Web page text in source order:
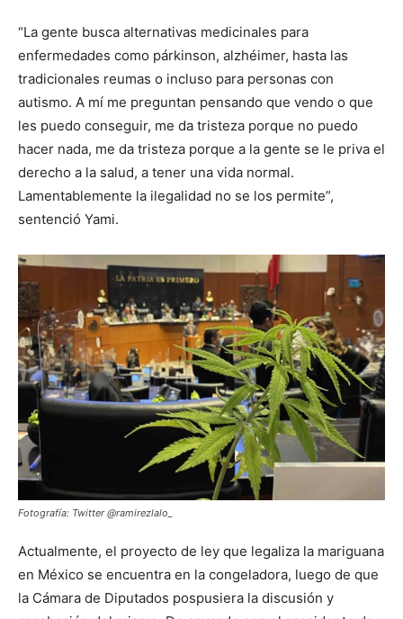
“La gente busca alternativas medicinales para
enfermedades como párkinson, alzhéimer, hasta las
tradicionales reumas o incluso para personas con
autismo. A mí me preguntan pensando que vendo o que
les puedo conseguir, me da tristeza porque no puedo
hacer nada, me da tristeza porque a la gente se le priva el
derecho a la salud, a tener una vida normal.
Lamentablemente la ilegalidad no se los permite”,
sentenció Yami.
Fotografía: Twitter @ramirezlalo_
Actualmente, el proyecto de ley que legaliza la mariguana
en México se encuentra en la congeladora, luego de que
la Cámara de Diputados pospusiera la discusión y